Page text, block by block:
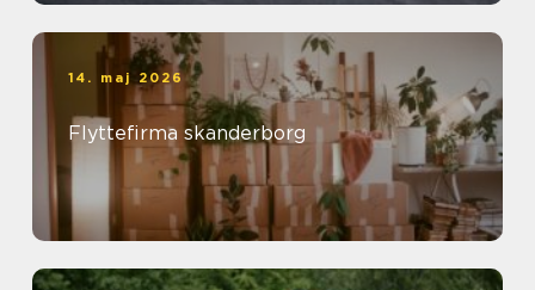
14. maj 2026
Flyttefirma skanderborg